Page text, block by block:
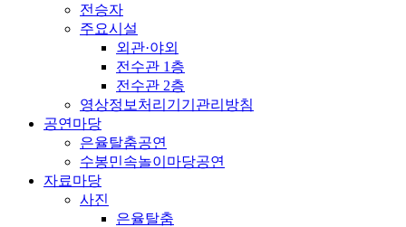
전승자
주요시설
외관·야외
전수관 1층
전수관 2층
영상정보처리기기관리방침
공연마당
은율탈춤공연
수봉민속놀이마당공연
자료마당
사진
은율탈춤